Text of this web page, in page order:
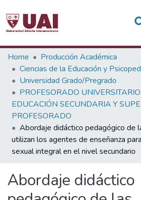
Statistics
Communities & Collections
All of DSpace
Home
Producción Académica
Ciencias de la Educación y
Universidad Grado/Pregrado
PROFESORADO
EDUCACIÓN SECUNDARIA Y
PROFESORADO
Abordaje didáctico pedagógico de
utilizan los agentes de enseñanza
sexual integral en el nivel secundario
Abordaje didáctico